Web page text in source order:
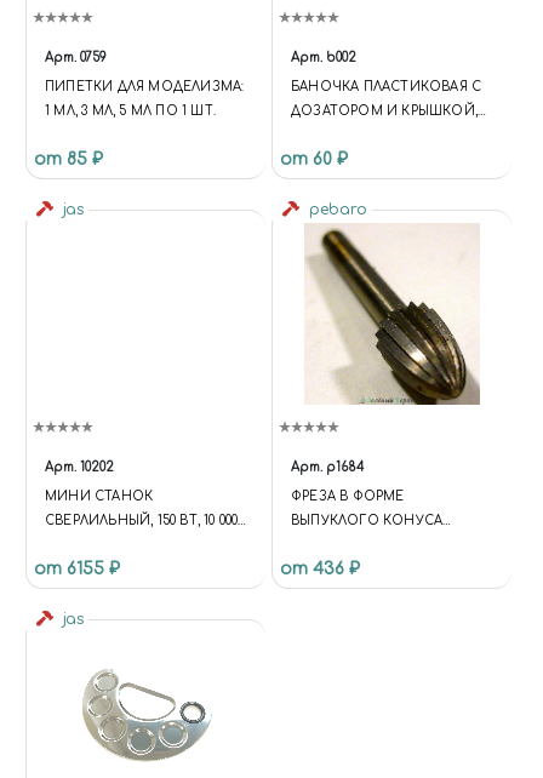
Арт. 0759
ПИПЕТКИ ДЛЯ МОДЕЛИЗМА:
1 МЛ, 3 МЛ, 5 МЛ ПО 1 ШТ.
от 85 ₽
Арт. b002
БАНОЧКА ПЛАСТИКОВАЯ С
ДОЗАТОРОМ И КРЫШКОЙ,
от 60 ₽
jas
Арт. 10202
МИНИ СТАНОК
СВЕРЛИЛЬНЫЙ, 150 ВТ, 10 000
от 6155 ₽
pebaro
Арт. p1684
ФРЕЗА В ФОРМЕ
ВЫПУКЛОГО КОНУСА
ПЛАСТИКОВОМ БОКСЕ
от 436 ₽
jas